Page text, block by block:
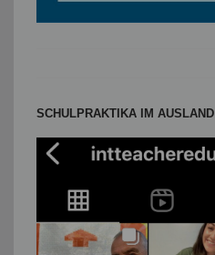
SCHULPRAKTIKA IM AUSLAND